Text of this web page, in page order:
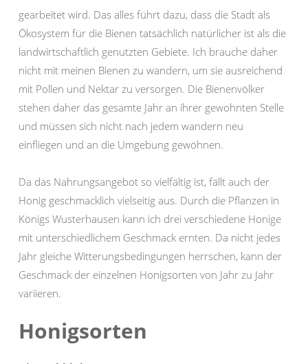
gearbeitet wird. Das alles führt dazu, dass die Stadt als
Ökosystem für die Bienen tatsächlich natürlicher ist als die
landwirtschaftlich genutzten Gebiete. Ich brauche daher
nicht mit meinen Bienen zu wandern, um sie ausreichend
mit Pollen und Nektar zu versorgen. Die Bienenvölker
stehen daher das gesamte Jahr an ihrer gewohnten Stelle
und müssen sich nicht nach jedem wandern neu
einfliegen und an die Umgebung gewöhnen.
Da das Nahrungsangebot so vielfältig ist, fällt auch der
Honig geschmacklich vielseitig aus. Durch die Pflanzen in
Königs Wusterhausen kann ich drei verschiedene Honige
mit unterschiedlichem Geschmack ernten. Da nicht jedes
Jahr gleiche Witterungsbedingungen herrschen, kann der
Geschmack der einzelnen Honigsorten von Jahr zu Jahr
variieren.
Honigsorten